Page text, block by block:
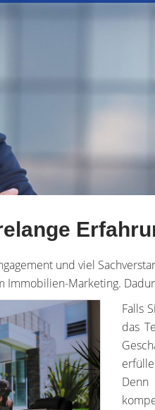
und viel
Marketing.
Falls
das